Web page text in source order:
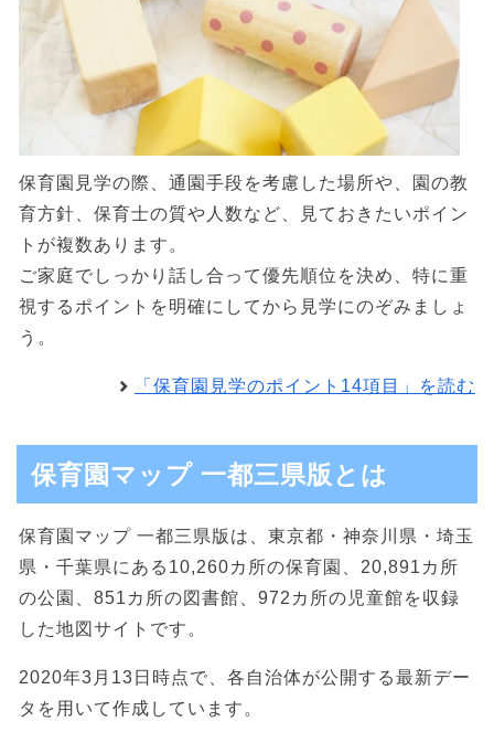
保育園見学の際、通園手段を考慮した場所や、園の教
育方針、保育士の質や人数など、見ておきたいポイン
トが複数あります。
ご家庭でしっかり話し合って優先順位を決め、特に重
視するポイントを明確にしてから見学にのぞみましょ
う。
「保育園見学のポイント14項目」を読む
保育園マップ 一都三県版とは
保育園マップ 一都三県版は、東京都・神奈川県・埼玉
県・千葉県にある10,260カ所の保育園、20,891カ所
の公園、851カ所の図書館、972カ所の児童館を収録
した地図サイトです。
2020年3月13日時点で、各自治体が公開する最新デー
タを用いて作成しています。